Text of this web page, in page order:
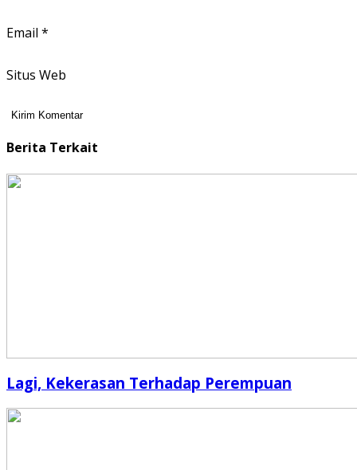
Email *
Situs Web
Berita Terkait
Lagi, Kekerasan Terhadap Perempuan